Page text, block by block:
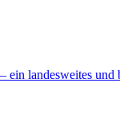
ein landesweites und